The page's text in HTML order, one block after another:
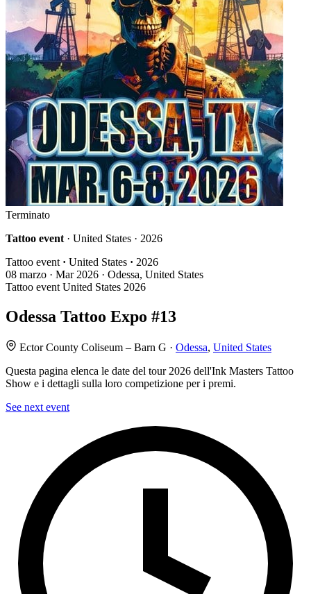
Terminato
Tattoo event · United States · 2026
Tattoo event · United States · 2026
08 marzo · Mar 2026 · Odessa, United States
Tattoo event United States 2026
Odessa Tattoo Expo #13
Ector County Coliseum – Barn G · Odessa, United States
Questa pagina elenca le date del tour 2026 dell'Ink Masters Tattoo
Show e i dettagli sulla loro competizione per i premi.
See next event